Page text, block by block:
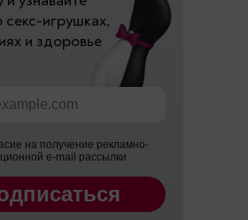
на получение рекламно-
e-mail рассылки
игрушках,
и здоровье